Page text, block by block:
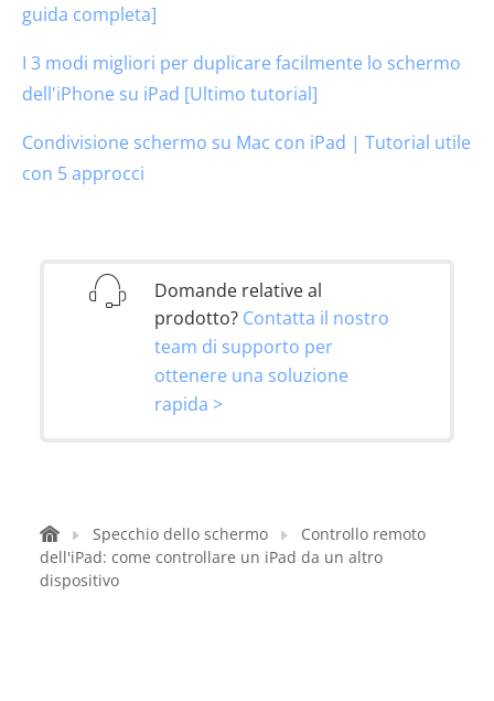
guida completa]
I 3 modi migliori per duplicare facilmente lo schermo
dell'iPhone su iPad [Ultimo tutorial]
Condivisione schermo su Mac con iPad | Tutorial utile
con 5 approcci
Domande relative al
prodotto? Contatta il nostro
team di supporto per
ottenere una soluzione
rapida >
Specchio dello schermo
Controllo remoto
dell'iPad: come controllare un iPad da un altro
dispositivo